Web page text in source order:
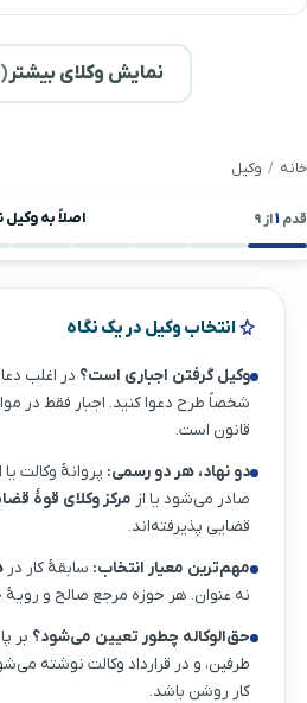
نمایش وکلای بیشتر(
خانه وکیل
قدم ۱از ۹ اصلاً به
انتخاب وکیل در یک نگاه
وکیل گرفتن اجباری است؟ در اغلب
شخصاً طرح دعوا کنید. اجبار فقط در
قانون است.
دو نهاد، هر دو رسمی: پروانهٔ وکالت یا
صادر می‌شود یا از مرکز وکلای قوهٔ
قضایی پذیرفته‌اند.
مهم‌ترین معیار انتخاب: سابقهٔ کار در
نه عنوان. هر حوزه مرجع صالح و رویهٔ
حق‌الوکاله چطور تعیین می‌شود؟ بر
طرفین، و در قرارداد وکالت نوشته
کار روشن باشد.